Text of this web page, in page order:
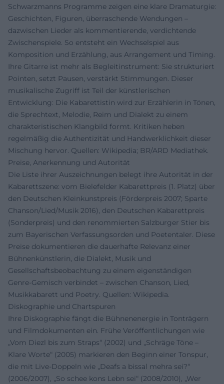
Schwarzmanns Programme zeigen eine klare Dramaturgie:
Geschichten, Figuren, überraschende Wendungen –
dazwischen Lieder als kommentierende, verdichtende
Zwischenspiele. So entsteht ein Wechselspiel aus
Komposition und Erzählung, aus Arrangement und Timing.
Ihre Gitarre ist mehr als Begleitinstrument: Sie strukturiert
Pointen, setzt Pausen, verstärkt Stimmungen. Dieser
musikalische Zugriff ist Teil der künstlerischen
Entwicklung: Die Kabarettistin wird zur Erzählerin in Tönen,
die Sprechtext, Melodie, Reim und Dialekt zu einem
charakteristischen Klangbild formt. Kritiken heben
regelmäßig die Authentizität und Handwerklichkeit dieser
Mischung hervor. Quellen: Wikipedia; BR/ARD Mediathek.
Preise, Anerkennung und Autorität
Die Liste ihrer Auszeichnungen belegt ihre Autorität in der
Kabarettszene: vom Bielefelder Kabarettpreis (1. Platz) über
den Deutschen Kleinkunstpreis (Förderpreis 2007; Sparte
Chanson/Lied/Musik 2016), den Deutschen Kabarettpreis
(Sonderpreis) und den renommierten Salzburger Stier bis
zum Bayerischen Verfassungsorden und Poetentaler. Diese
Preise dokumentieren die dauerhafte Relevanz einer
Bühnenkünstlerin, die Dialekt, Musik und
Gesellschaftsbeobachtung zu einem eigenständigen
Genre-Gemisch verbindet – zwischen Chanson, Lied,
Musikkabarett und Poetry. Quellen: Wikipedia.
Diskographie und Chartspuren
Ihre Diskographie fängt die Bühnenenergie in Tonträgern
und Filmdokumenten ein. Frühe Veröffentlichungen wie
„Vom Diezl bis zum Straps“ (2002) und „Schräge Töne –
Klare Worte“ (2005) markieren den Beginn einer Tonspur,
die mit Live-Doppeln wie „Deafs a bissal mehra sei?“
(2006/2007), „So schee kons Lebn sei“ (2008/2010), „Wer